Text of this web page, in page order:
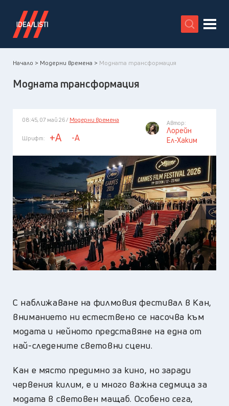
X
Начало > Модерни времена > Модната трансформация
Модната трансформация
08:45, 07 май 26 / Модерни времена
Шрифт: +A -A
Автор:
Лорейн
Ел-Хаким
С наближаване на филмовия фестивал в Кан,
вниманието ни естествено се насочва към
модата и нейното представяне на една от
най-следените световни сцени.
Кан е място предимно за кино, но заради
червения килим, е и много важна седмица за
модата в световен мащаб. Особено сега,